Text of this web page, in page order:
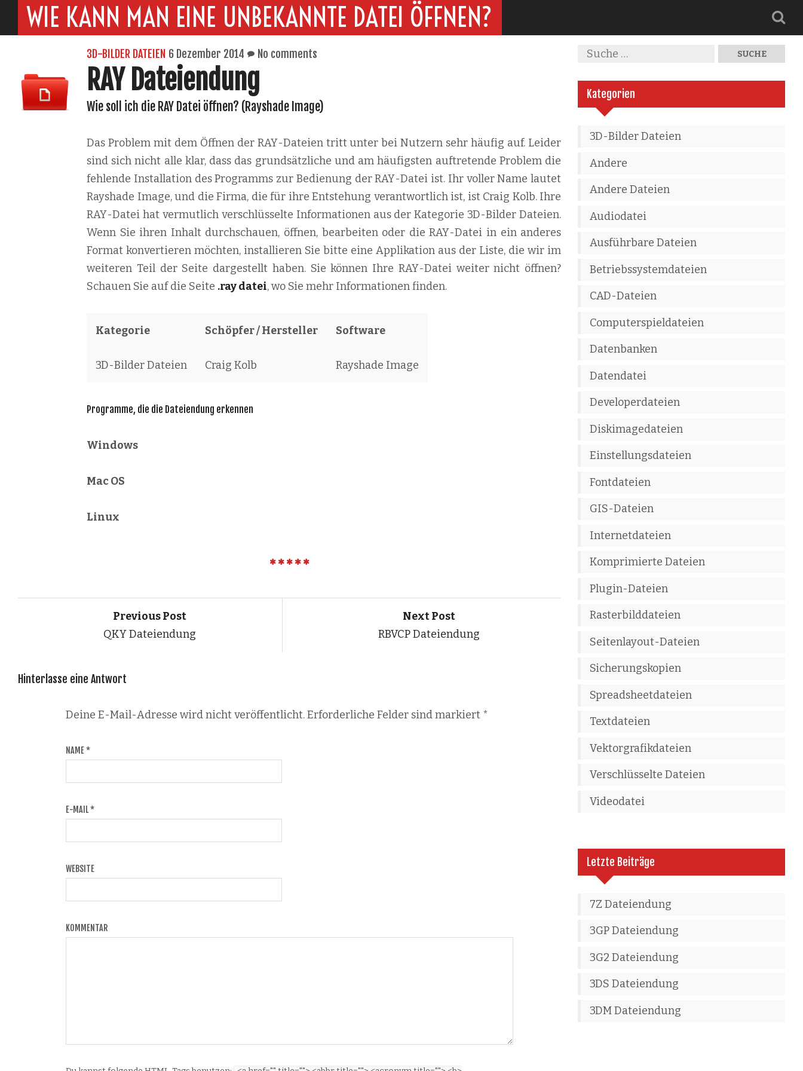
WIE KANN MAN EINE UNBEKANNTE DATEI ÖFFNEN?
3D-BILDER DATEIEN 6 Dezember 2014 No comments
RAY Dateiendung
Wie soll ich die RAY Datei öffnen? (Rayshade Image)
Das Problem mit dem Öffnen der RAY-Dateien tritt unter bei Nutzern sehr häufig auf. Leider
sind sich nicht alle klar, dass das grundsätzliche und am häufigsten auftretende Problem die
fehlende Installation des Programms zur Bedienung der RAY-Datei ist. Ihr voller Name lautet
Rayshade Image, und die Firma, die für ihre Entstehung verantwortlich ist, ist Craig Kolb. Ihre
RAY-Datei hat vermutlich verschlüsselte Informationen aus der Kategorie 3D-Bilder Dateien.
Wenn Sie ihren Inhalt durchschauen, öffnen, bearbeiten oder die RAY-Datei in ein anderes
Format konvertieren möchten, installieren Sie bitte eine Applikation aus der Liste, die wir im
weiteren Teil der Seite dargestellt haben. Sie können Ihre RAY-Datei weiter nicht öffnen?
Schauen Sie auf die Seite .ray datei, wo Sie mehr Informationen finden.
Kategorie Schöpfer / Hersteller Software
3D-Bilder Dateien Craig Kolb Rayshade Image
Programme, die die Dateiendung erkennen
Windows
Mac OS
Linux
Previous Post
QKY Dateiendung
Next Post
RBVCP Dateiendung
Hinterlasse eine Antwort
Deine E-Mail-Adresse wird nicht veröffentlicht. Erforderliche Felder sind markiert *
NAME*
E-MAIL*
WEBSITE
KOMMENTAR
Kategorien
3D-Bilder Dateien
Andere
Andere Dateien
Audiodatei
Ausführbare Dateien
Betriebssystemdateien
CAD-Dateien
Computerspieldateien
Datenbanken
Datendatei
Developerdateien
Diskimagedateien
Einstellungsdateien
Fontdateien
GIS-Dateien
Internetdateien
Komprimierte Dateien
Plugin-Dateien
Rasterbilddateien
Seitenlayout-Dateien
Sicherungskopien
Spreadsheetdateien
Textdateien
Vektorgrafikdateien
Verschlüsselte Dateien
Videodatei
Letzte Beiträge
7Z Dateiendung
3GP Dateiendung
3G2 Dateiendung
3DS Dateiendung
3DM Dateiendung